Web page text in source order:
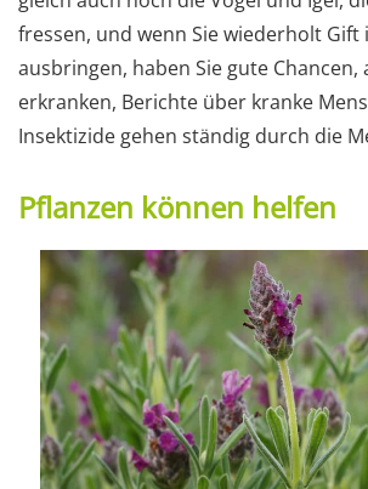
fressen, und wenn Sie wiederholt Gift
ausbringen, haben Sie gute Chancen,
erkranken, Berichte über kranke
Insektizide gehen ständig durch die
Pflanzen können helfen